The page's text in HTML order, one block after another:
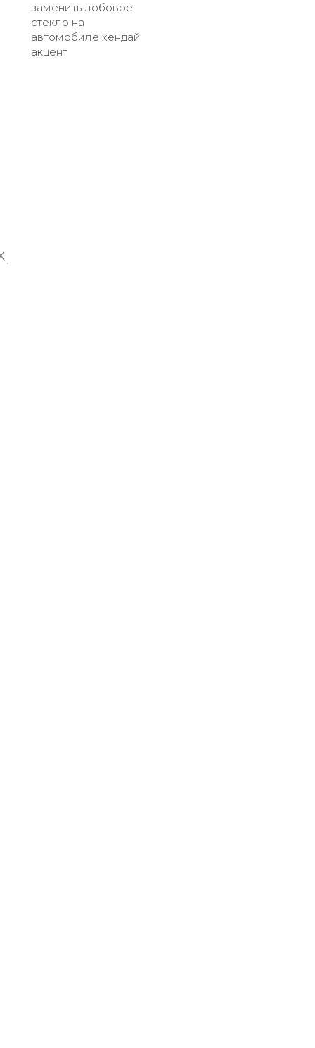
заменить лобовое
стекло на
автомобиле хендай
акцент